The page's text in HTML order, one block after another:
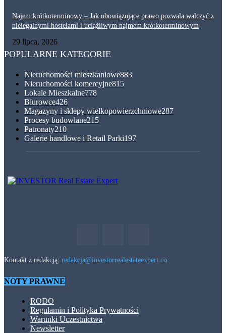
Najem krótkoterminowy – Jak obowiązujące prawo pozwala walczyć z
nielegalnymi hostelami i uciążliwym najmem krótkoterminowym
29 lipca, 2026
POPULARNE KATEGORIE
Nieruchomości mieszkaniowe883
Nieruchomości komercyjne815
Lokale Mieszkalne778
Biurowce426
Magazyny i sklepy wielkopowierzchniowe287
Procesy budowlane215
Patronaty210
Galerie handlowe i Retail Parki197
Kontakt z redakcją: redakcja@investorrealestateexpert.co
NOTY PRAWNE
RODO
Regulamin i Polityka Prywatności
Warunki Uczestnictwa
Newsletter